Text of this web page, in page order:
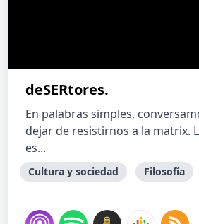
deSERtores.
En palabras simples,
dejar de resistirnos a la matrix.
es...
Cultura y sociedad Filosofía